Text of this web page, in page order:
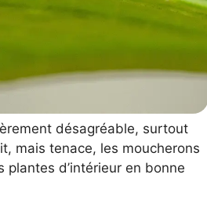
désagréable, surtout
mais tenace, les moucherons
d’intérieur en bonne